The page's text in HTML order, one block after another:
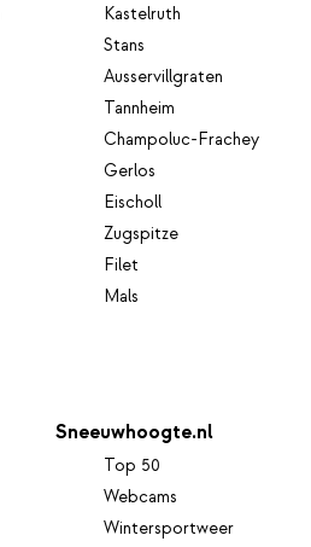
Kastelruth
Stans
Ausservillgraten
Tannheim
Champoluc-Frachey
Gerlos
Eischoll
Zugspitze
Filet
Mals
Sneeuwhoogte.nl
Top 50
Webcams
Wintersportweer